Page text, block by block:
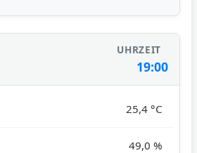
19:00
25,4 °C
49,0 %